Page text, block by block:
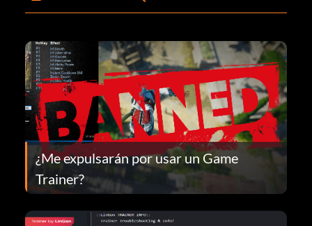
¿Me expulsarán por usar un Game
Trainer?